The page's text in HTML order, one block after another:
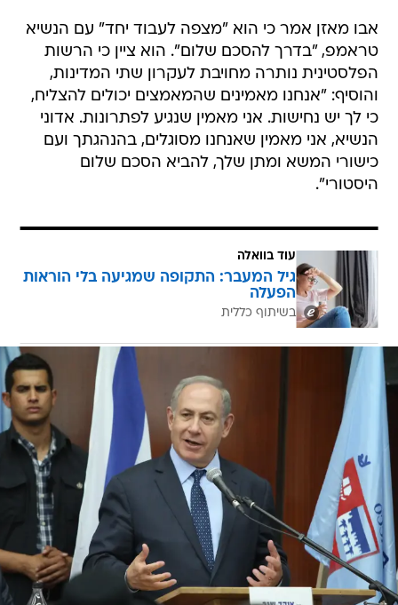
אבו מאזן אמר כי הוא "מצפה לעבוד יחד" עם הנשיא
טראמפ, "בדרך להסכם שלום". הוא ציין כי הרשות
הפלסטינית נותרה מחויבת לעקרון שתי המדינות,
והוסיף: "אנחנו מאמינים שהמאמצים יכולים להצליח,
כי לך יש נחישות. אני מאמין שנגיע לפתרונות. אדוני
הנשיא, אני מאמין שאנחנו מסוגלים, בהנהגתך ועם
כישורי המשא ומתן שלך, להביא הסכם שלום
היסטורי".
עוד בוואלה
גיל המעבר: התקופה שמגיעה בלי הוראות
הפעלה
בשיתוף כללית